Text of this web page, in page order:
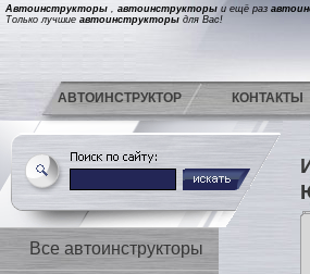
Автоинструкторы , автоинструкторы и ещё раз
Только лучшие автоинструкторы для Вас!
АВТОИНСТРУКТОР КОНТАКТЫ
Все автоинструкторы